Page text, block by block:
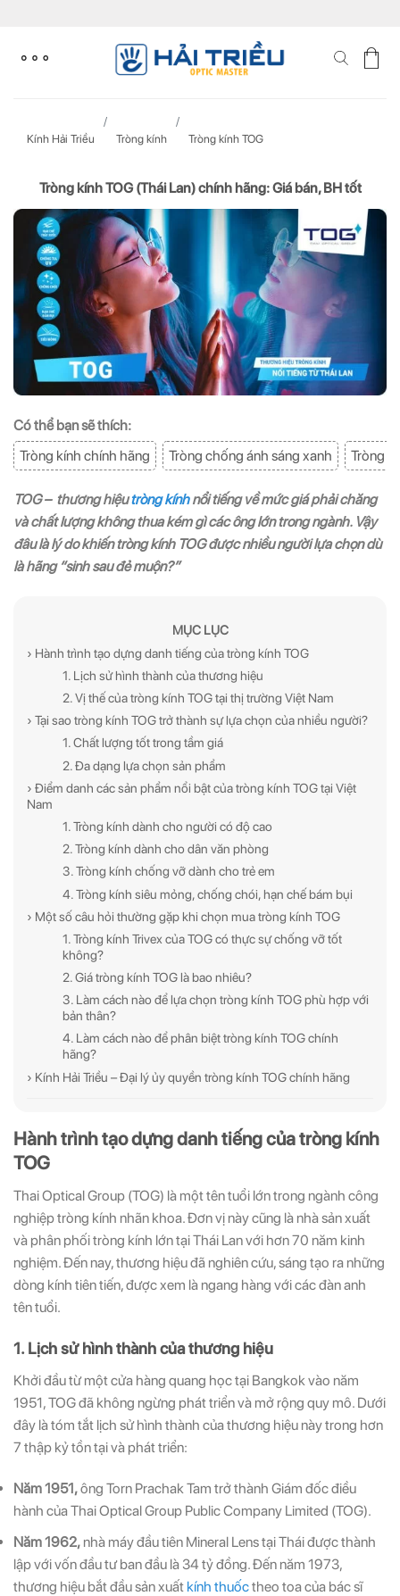
content
Kính Hải Triều Tròng kính Tròng kính TOG
Tròng kính TOG (Thái Lan) chính hãng: Giá bán, BH tốt
Có thể bạn sẽ thích:
Tròng kính chính hãng
Tròng chống ánh sáng xanh Tròng
TOG – thương hiệutròng kínhnổi tiếng về mức giá phải chăng
và chất lượng không thua kém gì các ông lớn trong ngành. Vậy
đâu là lý do khiến tròng kính TOG được nhiều người lựa chọn dù
là hãng “sinh sau đẻ muộn?”
MỤC LỤC
› Hành trình tạo dựng danh tiếng của tròng kính TOG
1. Lịch sử hình thành của thương hiệu
2. Vị thế của tròng kính TOG tại thị trường Việt Nam
› Tại sao tròng kính TOG trở thành sự lựa chọn của nhiều người?
1. Chất lượng tốt trong tầm giá
2. Đa dạng lựa chọn sản phẩm
› Điểm danh các sản phẩm nổi bật của tròng kính TOG tại Việt
Nam
1. Tròng kính dành cho người có độ cao
2. Tròng kính dành cho dân văn phòng
3. Tròng kính chống vỡ dành cho trẻ em
4. Tròng kính siêu mỏng, chống chói, hạn chế bám bụi
› Một số câu hỏi thường gặp khi chọn mua tròng kính TOG
1. Tròng kính Trivex của TOG có thực sự chống vỡ tốt
không?
2. Giá tròng kính TOG là bao nhiêu?
3. Làm cách nào để lựa chọn tròng kính TOG phù hợp với
bản thân?
4. Làm cách nào để phân biệt tròng kính TOG chính
hãng?
› Kính Hải Triều – Đại lý ủy quyền tròng kính TOG chính hãng
Hành trình tạo dựng danh tiếng của tròng kính
TOG
Thai Optical Group (TOG) là một tên tuổi lớn trong ngành công
nghiệp tròng kính nhãn khoa. Đơn vị này cũng là nhà sản xuất
và phân phối tròng kính lớn tại Thái Lan với hơn 70 năm kinh
nghiệm. Đến nay, thương hiệu đã nghiên cứu, sáng tạo ra những
dòng kính tiên tiến, được xem là ngang hàng với các đàn anh
tên tuổi.
1. Lịch sử hình thành của thương hiệu
Khởi đầu từ một cửa hàng quang học tại Bangkok vào năm
1951, TOG đã không ngừng phát triển và mở rộng quy mô. Dưới
đây là tóm tắt lịch sử hình thành của thương hiệu này trong hơn
7 thập kỷ tồn tại và phát triển:
Năm 1951,ông Torn Prachak Tam trở thành Giám đốc điều
hành của Thai Optical Group Public Company Limited (TOG).
Năm 1962, nhà máy đầu tiên Mineral Lens tại Thái được thành
lập với vốn đầu tư ban đầu là 34 tỷ đồng. Đến năm 1973,
thương hiệu bắt đầu sản xuất kính thuốctheo toa của bác sĩ
Những thông tin hữu ích & ưu đãi đặc biệt dành riêng
(Vui lòng check thư mục Promotion hoặc Spam nếu bạn không thấy email từ Hải
Triều)
Những thông tin hữu ích và ưu đãi quà tặng dành riêng
(Vui lòng check thư mục Promotion hoặc Spam nếu bạn không thấy email từ Hải
Triều)